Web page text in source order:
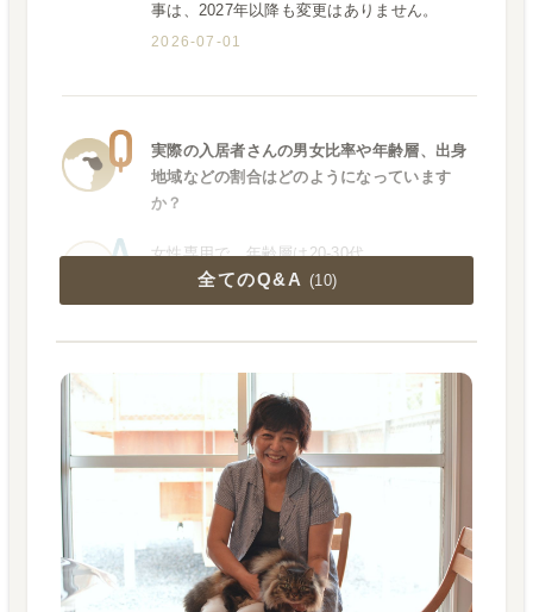
事は、2027年以降も変更はありません。
2026-07-01
実際の入居者さんの男女比率や年齢層、出身
地域などの割合はどのようになっています
か？
女性専用で、年齢層は20-30代。
2026-05-05
全てのQ&A (10)